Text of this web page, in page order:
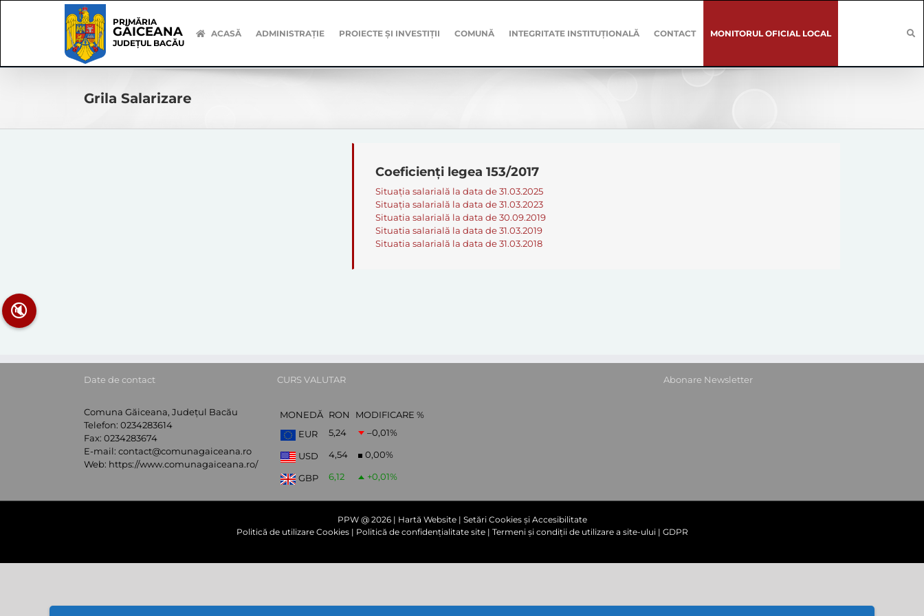
PRIMĂRIA
GĂICEANA
JUDEȚUL BACĂU
ACASĂ ADMINISTRAȚIE PROIECTE ȘI INVESTIȚII COMUNĂ INTEGRITATE INSTITUȚIONALĂ CONTACT MONITORUL OFICIAL LOCAL
Grila Salarizare
Coeficienți legea 153/2017
Situația salarială la data de 31.03.2025
Situația salarială la data de 31.03.2023
Situatia salarială la data de 30.09.2019
Situatia salarială la data de 31.03.2019
Situatia salarială la data de 31.03.2018
Date de contact
Comuna Găiceana, Județul Bacău
Telefon: 0234283614
Fax: 0234283674
E-mail: contact@comunagaiceana.ro
Web: https://www.comunagaiceana.ro/
CURS VALUTAR
MONEDĂ RON
MODIFICARE %
EUR
5,24 –0,01%
USD 4,54 0,00%
GBP 6,12 +0,01%
Abonare Newsletter
PPW @ 2026 | Hartă Website| Setări Cookies și Accesibilitate
Politică de utilizare Cookies| Politică de confidențialitate site| Termeni și condiții de utilizare a site-ului| GDPR
🔇